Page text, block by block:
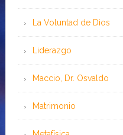
La Voluntad de Dios
Liderazgo
Maccio, Dr. Osvaldo
Matrimonio